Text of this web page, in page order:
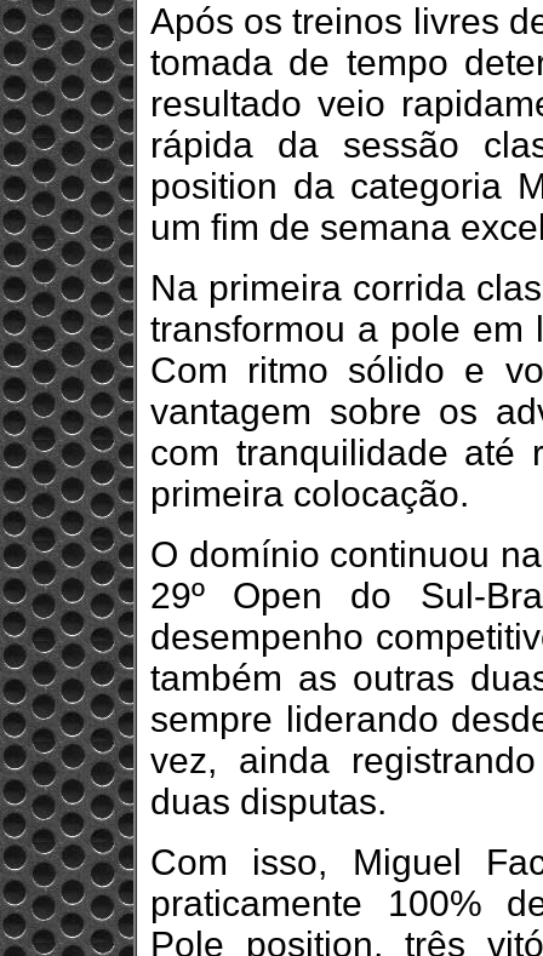
Após os treinos livres
tomada de tempo
resultado veio
rápida da sessão
position da categoria
um fim de semana
Na primeira corrida
transformou a pole em
Com ritmo sólido e
vantagem sobre os
com tranquilidade até
primeira colocação.
O domínio continuou
29º Open do Sul-
desempenho
também as outras
sempre liderando
vez, ainda
duas disputas.
Com isso, Miguel
praticamente 100%
Pole position, três